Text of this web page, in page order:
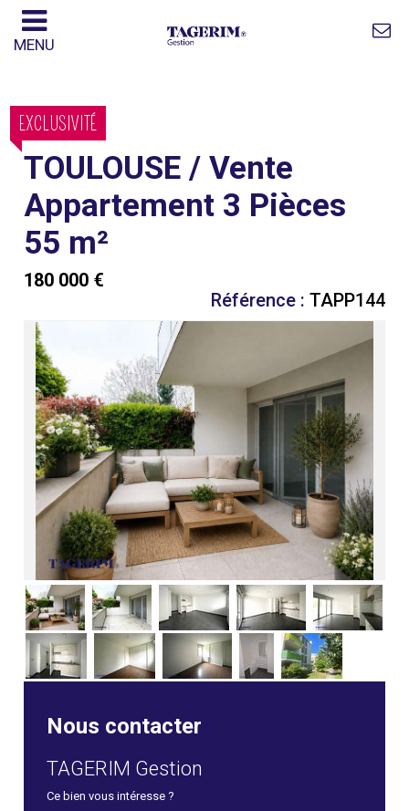
MENU
EXCLUSIVITÉ
TOULOUSE / Vente
Appartement 3 Pièces
55 m²
180 000 €
Référence : TAPP144
Nous contacter
TAGERIM Gestion
Ce bien vous intéresse ?